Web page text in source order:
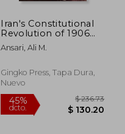
Iran's Constitutional
Revolution of 1906
and Narratives of the
Enlightenment (en
Ansari, Ali M.
Gingko Press, Tapa Dura,
Nuevo